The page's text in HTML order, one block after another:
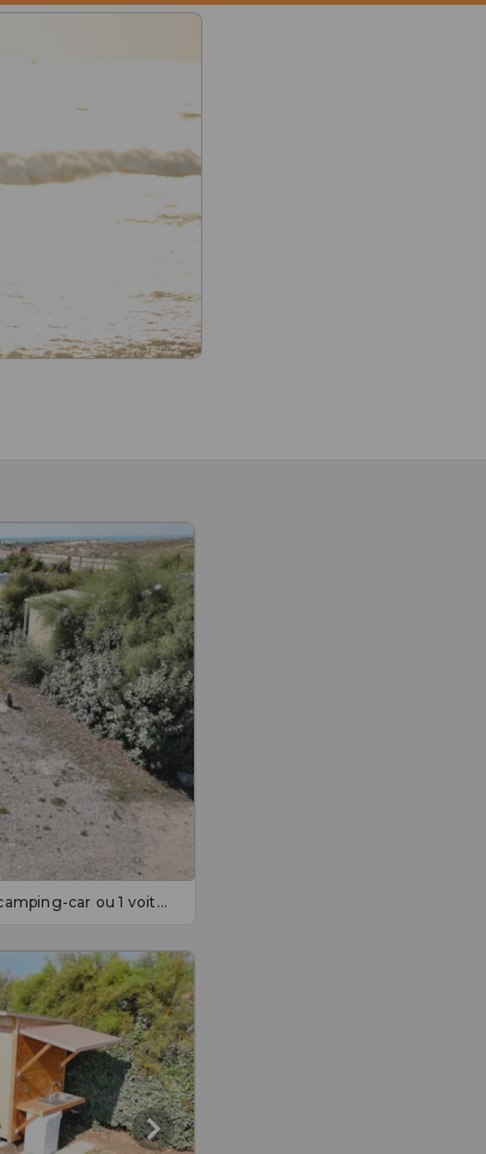
Emplacement 100 m² : 1 personne + 1 camping-car ou 1 voiture+caravane + électr. 16A. En sup 5 pers.